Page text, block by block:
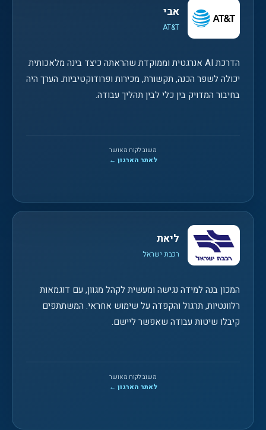
אבי
AT&T
הדרכת AI אנרגטית וממוקדת שהראתה כיצד בינה מלאכותית
יכולה לשפר הכנה, תקשורת, מכירות ופרודוקטיביות. הערך היה
בחיבור המדויק בין כלי לבין תהליך עבודה.
משוב לקוח מאושר
לאתר הארגון ←
ליאת
רכבת ישראל
המכון בנה למידה נגישה ומעשית לקהל מגוון, עם דוגמאות
רלוונטיות, תרגול והקפדה על שימוש אחראי. המשתתפים
קיבלו שיטות עבודה שאפשר ליישם.
משוב לקוח מאושר
לאתר הארגון ←